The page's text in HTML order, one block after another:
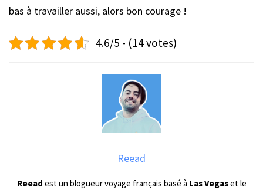
bas à travailler aussi, alors bon courage !
4.6/5 - (14 votes)
Reead
Reead est un blogueur voyage français basé à Las Vegaset le